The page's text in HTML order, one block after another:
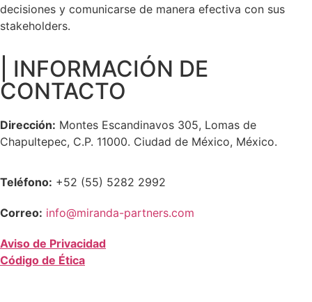
decisiones y comunicarse de manera efectiva con sus
stakeholders.
| INFORMACIÓN DE
CONTACTO
Dirección: Montes Escandinavos 305, Lomas de
Chapultepec, C.P. 11000. Ciudad de México, México.
Teléfono: +52 (55) 5282 2992
Correo: info@miranda-partners.com
Aviso de Privacidad
Código de Ética